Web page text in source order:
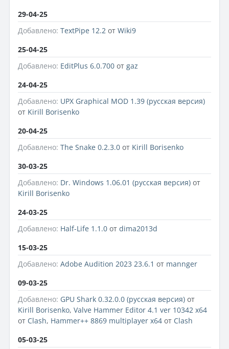
29-04-25
Добавлено: TextPipe 12.2 от Wiki9
25-04-25
Добавлено: EditPlus 6.0.700 от gaz
24-04-25
Добавлено: UPX Graphical MOD 1.39 (русская версия)
от Kirill Borisenko
20-04-25
Добавлено: The Snake 0.2.3.0 от Kirill Borisenko
30-03-25
Добавлено: Dr. Windows 1.06.01 (русская версия) от
Kirill Borisenko
24-03-25
Добавлено: Half-Life 1.1.0 от dima2013d
15-03-25
Добавлено: Adobe Audition 2023 23.6.1 от mannger
09-03-25
Добавлено: GPU Shark 0.32.0.0 (русская версия) от
Kirill Borisenko, Valve Hammer Editor 4.1 ver 10342 x64
от Clash, Hammer++ 8869 multiplayer x64 от Clash
05-03-25